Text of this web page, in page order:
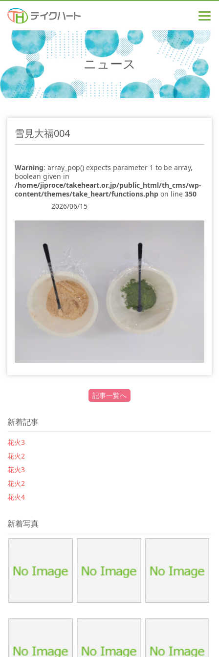
ニュース
雪見大福004
Warning: array_pop() expects parameter 1 to be array,
boolean given in
/home/jiproce/takeheart.or.jp/public_html/th_cms/wp-
content/themes/take_heart/functions.php on line 350
2026/06/15
記事一覧へ
新着記事
花火3
花火2
花火3
花火2
花火4
新着写真